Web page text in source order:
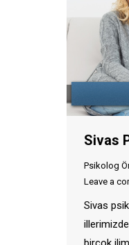
Sivas
Psikolog
Leave a
Sivas